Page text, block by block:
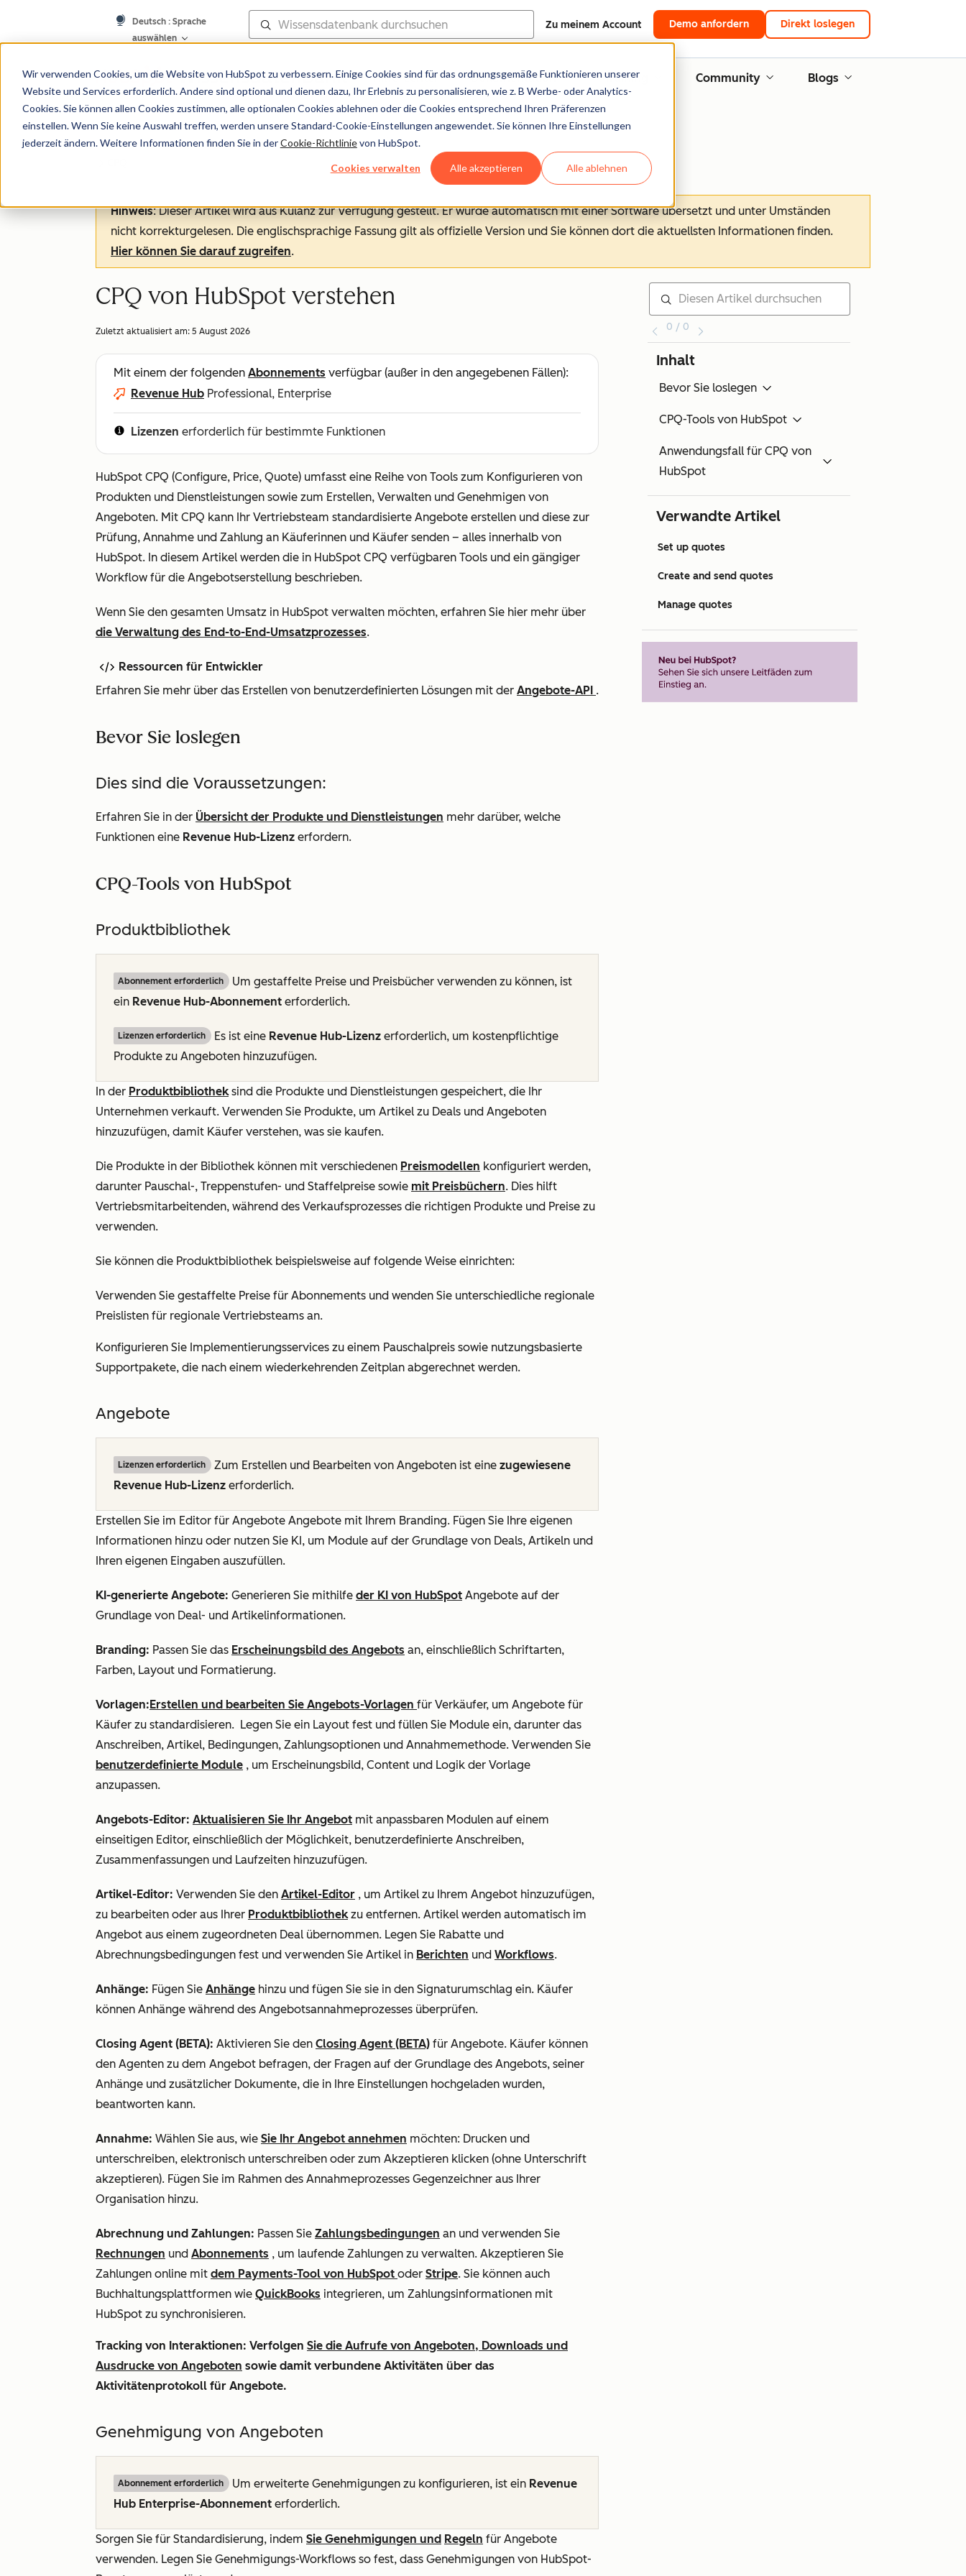
Wir verwenden Cookies, um die Website von HubSpot zu verbessern. Einige Cookies sind für das ordnungsgemäße Funktionieren unserer
Website und Services erforderlich. Andere sind optional und dienen dazu, Ihr Erlebnis zu personalisieren, wie z. B Werbe- oder Analytics-
Cookies. Sie können allen Cookies zustimmen, alle optionalen Cookies ablehnen oder die Cookies entsprechend Ihren Präferenzen
einstellen. Wenn Sie keine Auswahl treffen, werden unsere Standard-Cookie-Einstellungen angewendet. Sie können Ihre Einstellungen
jederzeit ändern. Weitere Informationen finden Sie in derCookie-Richtlinievon HubSpot.
Cookies verwalten Alle akzeptieren Alle ablehnen
Deutsch : Sprache
auswählen
Zu meinem Account Demo anfordern Direkt loslegen
Wissensdatenbank Hilfe-Center Dokumentation Training Community Blogs
Hinweis: Dieser Artikel wird aus Kulanz zur Verfügung gestellt.Er wurde automatisch mit einer Software übersetzt und unter Umständen
nicht korrekturgelesen. Die englischsprachige Fassung gilt als offizielle Version und Sie können dort die aktuellsten Informationen finden.
Hier können Sie darauf zugreifen.
CPQ von HubSpot verstehen
Zuletzt aktualisiert am: 5 August 2026
Mit einem der folgenden Abonnements verfügbar (außer in den angegebenen Fällen):
Revenue Hub Professional, Enterprise
Lizenzen erforderlich für bestimmte Funktionen
HubSpot CPQ (Configure, Price, Quote) umfasst eine Reihe von Tools zum Konfigurieren von
Produkten und Dienstleistungen sowie zum Erstellen, Verwalten und Genehmigen von
Angeboten. Mit CPQ kann Ihr Vertriebsteam standardisierte Angebote erstellen und diese zur
Prüfung, Annahme und Zahlung an Käuferinnen und Käufer senden – alles innerhalb von
HubSpot. In diesem Artikel werden die in HubSpot CPQ verfügbaren Tools und ein gängiger
Workflow für die Angebotserstellung beschrieben.
Wenn Sie den gesamten Umsatz in HubSpot verwalten möchten, erfahren Sie hier mehr über
die Verwaltung des End-to-End-Umsatzprozesses.
Ressourcen für Entwickler
Erfahren Sie mehr über das Erstellen von benutzerdefinierten Lösungen mit der Angebote-API .
Bevor Sie loslegen
Dies sind die Voraussetzungen:
Erfahren Sie in der Übersicht der Produkte und Dienstleistungen mehr darüber, welche
Funktionen eine Revenue Hub-Lizenz erfordern.
CPQ-Tools von HubSpot
Produktbibliothek
Abonnement erforderlich
Um gestaffelte Preise und Preisbücher verwenden zu können, ist
ein Revenue Hub-Abonnement erforderlich.
Lizenzen erforderlich Es ist eine Revenue Hub-Lizenz erforderlich, um kostenpflichtige
Produkte zu Angeboten hinzuzufügen.
In der Produktbibliotheksind die Produkte und Dienstleistungen gespeichert, die Ihr
Unternehmen verkauft. Verwenden Sie Produkte, um Artikel zu Deals und Angeboten
hinzuzufügen, damit Käufer verstehen, was sie kaufen.
Die Produkte in der Bibliothek können mit verschiedenen Preismodellen konfiguriert werden,
darunter Pauschal-, Treppenstufen- und Staffelpreise sowie mit Preisbüchern. Dies hilft
Vertriebsmitarbeitenden, während des Verkaufsprozesses die richtigen Produkte und Preise zu
verwenden.
Sie können die Produktbibliothek beispielsweise auf folgende Weise einrichten:
Verwenden Sie gestaffelte Preise für Abonnements und wenden Sie unterschiedliche regionale
Preislisten für regionale Vertriebsteams an.
Konfigurieren Sie Implementierungsservices zu einem Pauschalpreis sowie nutzungsbasierte
Supportpakete, die nach einem wiederkehrenden Zeitplan abgerechnet werden.
Angebote
Lizenzen erforderlich Zum Erstellen und Bearbeiten von Angeboten ist eine zugewiesene
Revenue Hub-Lizenz erforderlich.
Erstellen Sie im Editor für Angebote Angebote mit Ihrem Branding. Fügen Sie Ihre eigenen
Informationen hinzu oder nutzen Sie KI, um Module auf der Grundlage von Deals, Artikeln und
Ihren eigenen Eingaben auszufüllen.
KI-generierte Angebote: Generieren Sie mithilfe der KI von HubSpot Angebote auf der
Grundlage von Deal- und Artikelinformationen.
Branding: Passen Sie das Erscheinungsbild des Angebots an, einschließlich Schriftarten,
Farben, Layout und Formatierung.
Vorlagen:Erstellen und bearbeiten Sie Angebots-Vorlagen für Verkäufer, um Angebote für
Käufer zu standardisieren. Legen Sie ein Layout fest und füllen Sie Module ein, darunter das
Anschreiben, Artikel, Bedingungen, Zahlungsoptionen und Annahmemethode. Verwenden Sie
benutzerdefinierte Module , um Erscheinungsbild, Content und Logik der Vorlage
anzupassen.
Angebots-Editor: Aktualisieren Sie Ihr Angebot mit anpassbaren Modulen auf einem
einseitigen Editor, einschließlich der Möglichkeit, benutzerdefinierte Anschreiben,
Zusammenfassungen und Laufzeiten hinzuzufügen.
Artikel-Editor: Verwenden Sie den Artikel-Editor , um Artikel zu Ihrem Angebot hinzuzufügen,
zu bearbeiten oder aus Ihrer Produktbibliothekzu entfernen. Artikel werden automatisch im
Angebot aus einem zugeordneten Deal übernommen. Legen Sie Rabatte und
Abrechnungsbedingungen fest und verwenden Sie Artikel in Berichten und Workflows.
Anhänge: Fügen Sie Anhänge hinzu und fügen Sie sie in den Signaturumschlag ein. Käufer
können Anhänge während des Angebotsannahmeprozesses überprüfen.
Closing Agent (BETA): Aktivieren Sie den Closing Agent (BETA) für Angebote. Käufer können
den Agenten zu dem Angebot befragen, der Fragen auf der Grundlage des Angebots, seiner
Anhänge und zusätzlicher Dokumente, die in Ihre Einstellungen hochgeladen wurden,
beantworten kann.
Annahme: Wählen Sie aus, wie Sie Ihr Angebot annehmen möchten: Drucken und
unterschreiben, elektronisch unterschreiben oder zum Akzeptieren klicken (ohne Unterschrift
akzeptieren). Fügen Sie im Rahmen des Annahmeprozesses Gegenzeichner aus Ihrer
Organisation hinzu.
Abrechnung und Zahlungen: Passen Sie Zahlungsbedingungen an und verwenden Sie
Rechnungen und Abonnements , um laufende Zahlungen zu verwalten. Akzeptieren Sie
Zahlungen online mit dem Payments-Tool von HubSpot oder Stripe. Sie können auch
Buchhaltungsplattformen wie QuickBooks integrieren, um Zahlungsinformationen mit
HubSpot zu synchronisieren.
Tracking von Interaktionen: Verfolgen Sie die Aufrufe von Angeboten, Downloads und
Ausdrucke von Angeboten sowie damit verbundene Aktivitäten über das
Aktivitätenprotokoll für Angebote.
Genehmigung von Angeboten
Abonnement erforderlich Um erweiterte Genehmigungen zu konfigurieren, ist ein Revenue
Hub Enterprise-Abonnement erforderlich.
Sorgen Sie für Standardisierung, indem Sie Genehmigungen und Regeln für Angebote
verwenden. Legen Sie Genehmigungs-Workflows so fest, dass Genehmigungen von HubSpot-
0 / 0
Inhalt
Bevor Sie loslegen
CPQ-Tools von HubSpot
Anwendungsfall für CPQ von
HubSpot
Verwandte Artikel
Set up quotes
Create and send quotes
Manage quotes